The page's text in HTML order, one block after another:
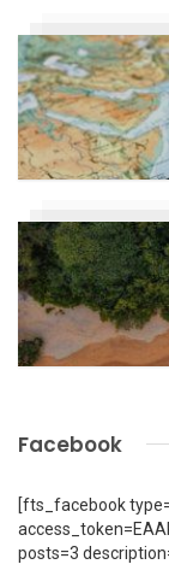
Facebook
[fts_facebook
posts=3